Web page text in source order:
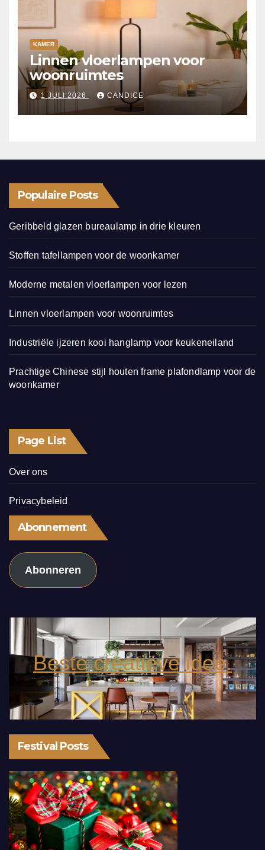
KAMER
Linnen vloerlampen voor
woonruimtes
1 JULI 2026 CANDICE
Populaire Posts
Geribbeld glazen bureaulamp in drie kleuren
Stoffen tafellampen voor de woonkamer
Moderne metalen vloerlampen voor lezen
Linnen vloerlampen voor woonruimtes
Industriële ijzeren kooi hanglamp voor keukeneiland
Prachtige Chinese stijl houten frame plafondlamp voor de
woonkamer
Page List
Over ons
Privacybeleid
Abonnement
Abonneren
Beste creatieve idee.
Festival Posts